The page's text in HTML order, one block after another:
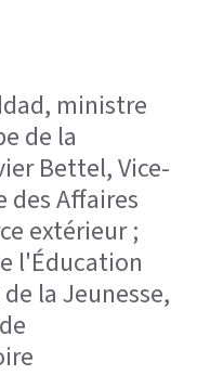
ministre
de la
Bettel, Vice-
Affaires
extérieur ;
l'Éducation
la Jeunesse,